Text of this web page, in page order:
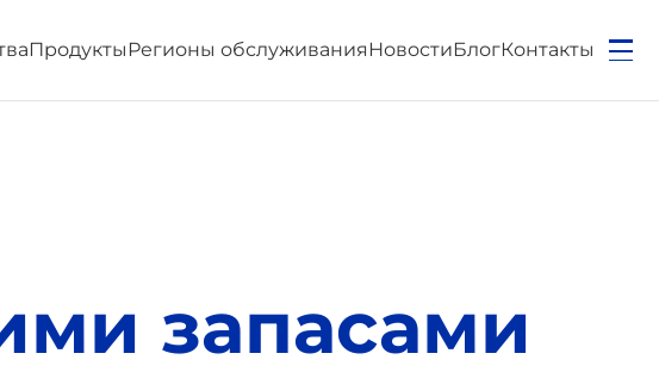
Продукты Регионы обслуживания НовостиБлогКонтакты
запасами